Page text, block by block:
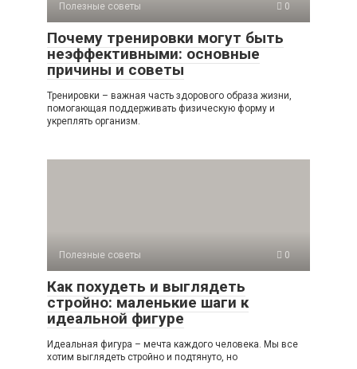
Полезные советы 0
Почему тренировки могут быть
неэффективными: основные
причины и советы
Тренировки – важная часть здорового образа жизни,
помогающая поддерживать физическую форму и
укреплять организм.
Полезные советы 0
Как похудеть и выглядеть
стройно: маленькие шаги к
идеальной фигуре
Идеальная фигура – мечта каждого человека. Мы все
хотим выглядеть стройно и подтянуто, но